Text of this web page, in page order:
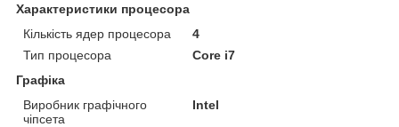
Характеристики процесора
Кількість ядер процесора
4
Тип процесора
Core i7
Графіка
Виробник графічного
чіпсета
Intel